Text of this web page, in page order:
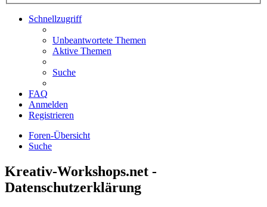
Schnellzugriff
Unbeantwortete Themen
Aktive Themen
Suche
FAQ
Anmelden
Registrieren
Foren-Übersicht
Suche
Kreativ-Workshops.net -
Datenschutzerklärung